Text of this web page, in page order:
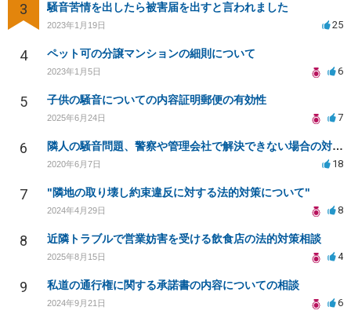
3 騒音苦情を出したら被害届を出すと言われました
2023年1月19日 25
4 ペット可の分譲マンションの細則について
2023年1月5日 6
5 子供の騒音についての内容証明郵便の有効性
2025年6月24日 7
6 隣人の騒音問題、警察や管理会社で解決できない場合の対策は？
2020年6月7日 18
7 "隣地の取り壊し約束違反に対する法的対策について"
2024年4月29日 8
8 近隣トラブルで営業妨害を受ける飲食店の法的対策相談
2025年8月15日 4
9 私道の通行権に関する承諾書の内容についての相談
2024年9月21日 6